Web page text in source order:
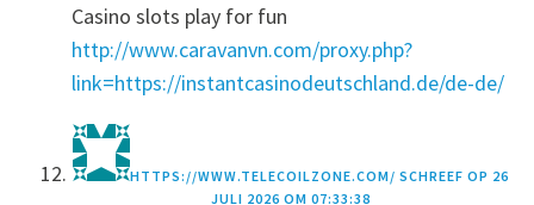
Casino slots play for fun
http://www.caravanvn.com/proxy.php?
link=https://instantcasinodeutschland.de/de-de/
HTTPS://WWW.TELECOILZONE.COM/ SCHREEF OP 26
JULI 2026 OM 07:33:38